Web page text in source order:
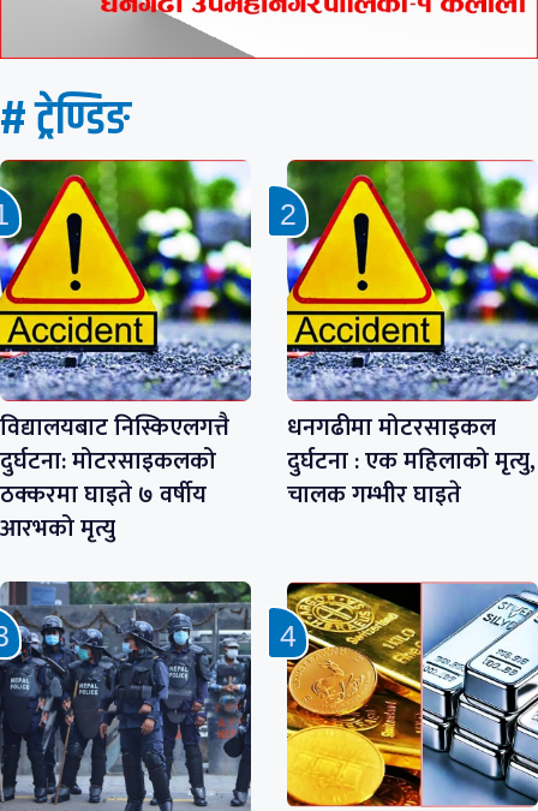
# ट्रेण्डिङ
विद्यालयबाट निस्किएलगत्तै
दुर्घटना: मोटरसाइकलको
ठक्करमा घाइते ७ वर्षीय
आरभको मृत्यु
धनगढीमा मोटरसाइकल
दुर्घटना : एक महिलाको मृत्यु,
चालक गम्भीर घाइते